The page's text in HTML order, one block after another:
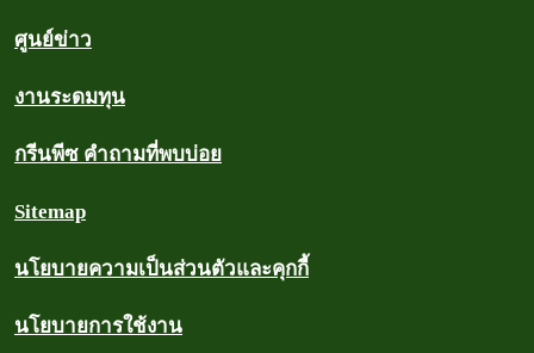
ศูนย์ข่าว
งานระดมทุน
กรีนพีซ คำถามที่พบบ่อย
Sitemap
นโยบายความเป็นส่วนตัวและคุกกี้
นโยบายการใช้งาน